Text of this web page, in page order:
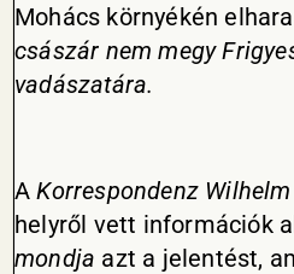
Mohács környékén
császár nem megy
vadászatára.
AKorrespondenz Wilhelm
helyről vett információk
mondja azt a jelentést,